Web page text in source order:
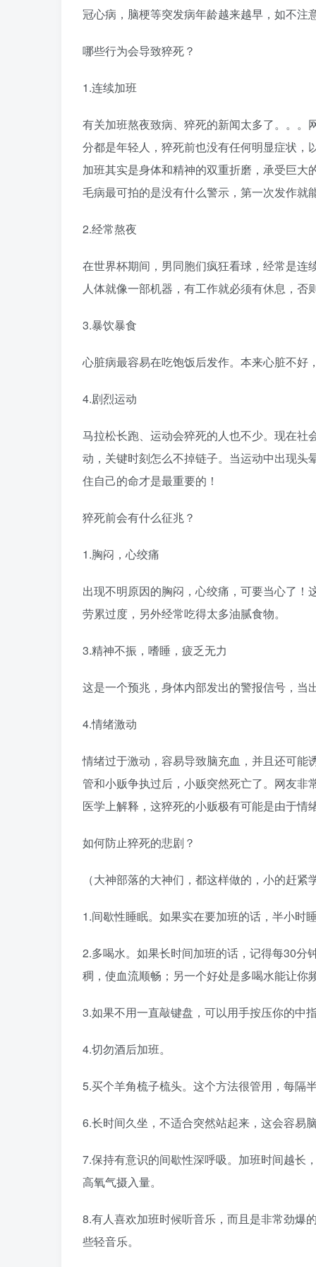
冠心病，脑梗等突发病年龄越来越早，如不注
哪些行为会导致猝死？
1.连续加班
有关加班熬夜致病、猝死的新闻太多了。。
分都是年轻人，猝死前也没有任何明显症状
加班其实是身体和精神的双重折磨，承受巨
毛病最可拍的是没有什么警示，第一次发作就
2.经常熬夜
在世界杯期间，男同胞们疯狂看球，经常是
人体就像一部机器，有工作就必须有休息，
3.暴饮暴食
心脏病最容易在吃饱饭后发作。本来心脏不
4.剧烈运动
马拉松长跑、运动会猝死的人也不少。现在
动，关键时刻怎么不掉链子。当运动中出现
住自己的命才是最重要的！
猝死前会有什么征兆？
1.胸闷，心绞痛
出现不明原因的胸闷，心绞痛，可要当心了
劳累过度，另外经常吃得太多油腻食物。
3.精神不振，嗜睡，疲乏无力
这是一个预兆，身体内部发出的警报信号，当
4.情绪激动
情绪过于激动，容易导致脑充血，并且还可
管和小贩争执过后，小贩突然死亡了。网友
医学上解释，这猝死的小贩极有可能是由于情
如何防止猝死的悲剧？
（大神部落的大神们，都这样做的，小的赶紧
1.间歇性睡眠。如果实在要加班的话，半小时
2.多喝水。如果长时间加班的话，记得每30分
稠，使血流顺畅；另一个好处是多喝水能让
3.如果不用一直敲键盘，可以用手按压你的中
4.切勿酒后加班。
5.买个羊角梳子梳头。这个方法很管用，每隔
6.长时间久坐，不适合突然站起来，这会容易
7.保持有意识的间歇性深呼吸。加班时间越长
高氧气摄入量。
8.有人喜欢加班时候听音乐，而且是非常劲爆
些轻音乐。